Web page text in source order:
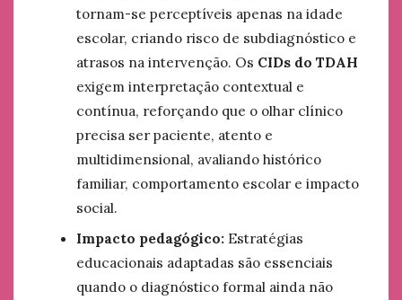
tornam-se perceptíveis apenas na idade
escolar, criando risco de subdiagnóstico e
atrasos na intervenção. Os CIDs do TDAH
exigem interpretação contextual e
contínua, reforçando que o olhar clínico
precisa ser paciente, atento e
multidimensional, avaliando histórico
familiar, comportamento escolar e impacto
social.
Impacto pedagógico: Estratégias
educacionais adaptadas são essenciais
quando o diagnóstico formal ainda não